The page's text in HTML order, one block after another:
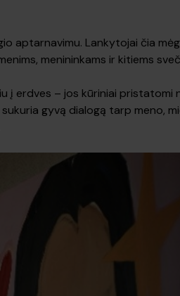
aptarnavimu. Lankytojai čia
menininkams ir kitiems
į erdves – jos kūriniai pristatomi
gyvą dialogą tarp meno,